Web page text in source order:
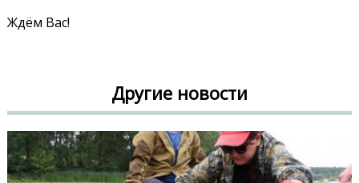
Ждём Вас!
Другие новости